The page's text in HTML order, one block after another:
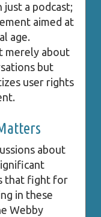
a podcast;
aimed at
age.
merely about
but
user rights
about
that fight for
in these
Webby